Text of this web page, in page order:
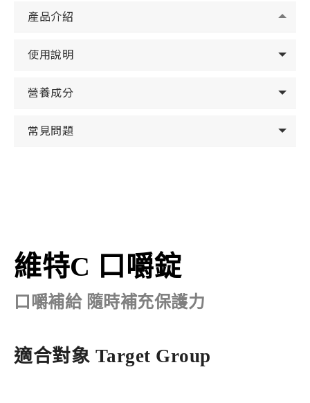
產品介紹
使用說明
營養成分
常見問題
維特C 口嚼錠
口嚼補給 隨時補充保護力
適合對象 Target Group